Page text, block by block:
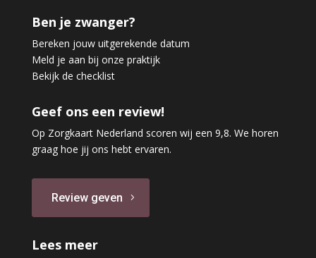
Ben je zwanger?
Bereken jouw uitgerekende datum
Meld je aan bij onze praktijk
Bekijk de checklist
Geef ons een review!
Op Zorgkaart Nederland scoren wij een 9,8. We horen
graag hoe jij ons hebt ervaren.
Review geven
Lees meer